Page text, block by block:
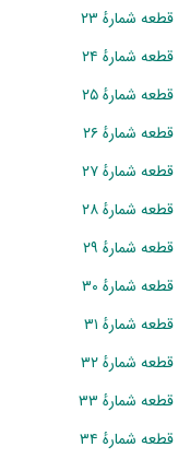
قطعه شمارهٔ ۲۳
قطعه شمارهٔ ۲۴
قطعه شمارهٔ ۲۵
قطعه شمارهٔ ۲۶
قطعه شمارهٔ ۲۷
قطعه شمارهٔ ۲۸
قطعه شمارهٔ ۲۹
قطعه شمارهٔ ۳۰
قطعه شمارهٔ ۳۱
قطعه شمارهٔ ۳۲
قطعه شمارهٔ ۳۳
قطعه شمارهٔ ۳۴